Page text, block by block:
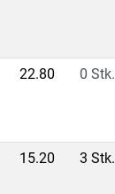
22.80 0 Stk.
15.20 3 Stk.